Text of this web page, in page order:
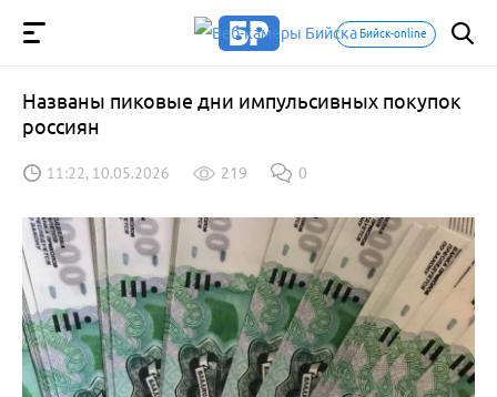
Бийск-online
Названы пиковые дни импульсивных покупок
россиян
11:22, 10.05.2026 219 0